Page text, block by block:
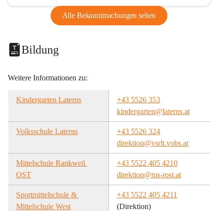
Alle Bekanntmachungen sehen
Bildung
Weitere Informationen zu:
Kindergarten Laterns
+43 5526 353
kindergarten@laterns.at
Volksschule Laterns
+43 5526 324
direktion@vsrlt.vobs.at
Mittelschule Rankweil
OST
+43 5522 405 4210
direktion@ms-rost.at
Sportmittelschule &
Mittelschule West
+43 5522 405 4211
(Direktion)